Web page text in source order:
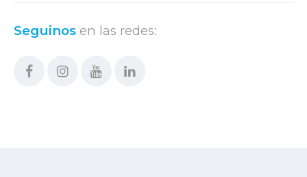
Seguinos en las redes: